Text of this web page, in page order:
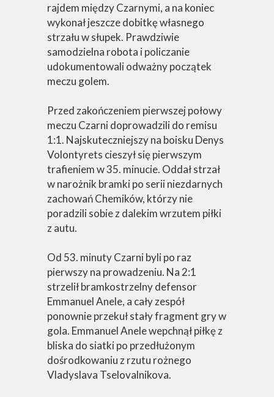
rajdem między Czarnymi, a na koniec
wykonał jeszcze dobitkę własnego
strzału w słupek. Prawdziwie
samodzielna robota i policzanie
udokumentowali odważny początek
meczu golem.
Przed zakończeniem pierwszej połowy
meczu Czarni doprowadzili do remisu
1:1. Najskuteczniejszy na boisku Denys
Volontyrets cieszył się pierwszym
trafieniem w 35. minucie. Oddał strzał
w narożnik bramki po serii niezdarnych
zachowań Chemików, którzy nie
poradzili sobie z dalekim wrzutem piłki
z autu.
Od 53. minuty Czarni byli po raz
pierwszy na prowadzeniu. Na 2:1
strzelił bramkostrzelny defensor
Emmanuel Anele, a cały zespół
ponownie przekuł stały fragment gry w
gola. Emmanuel Anele wepchnął piłkę z
bliska do siatki po przedłużonym
dośrodkowaniu z rzutu rożnego
Vladyslava Tselovalnikova.